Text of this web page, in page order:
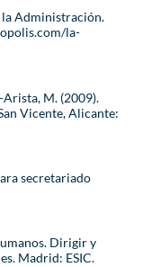
la Administración.
la-
Arista, M. (2009).
Vicente, Alicante:
secretariado
Dirigir y
Madrid: ESIC.